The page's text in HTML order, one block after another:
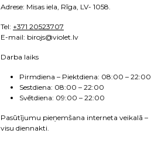
Adrese: Misas iela, Rīga, LV- 1058.
Tel: +371 20523707
E-mail: birojs@violet.lv
Darba laiks
Pirmdiena – Piektdiena: 08:00 – 22:00
Sestdiena: 08:00 – 22:00
Svētdiena: 09:00 – 22:00
Pasūtījumu pieņemšana interneta veikalā –
visu diennakti.